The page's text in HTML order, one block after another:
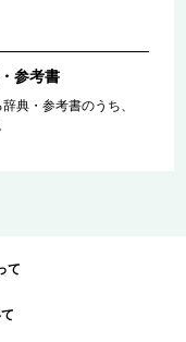
参考書
典・参考書のうち、
て